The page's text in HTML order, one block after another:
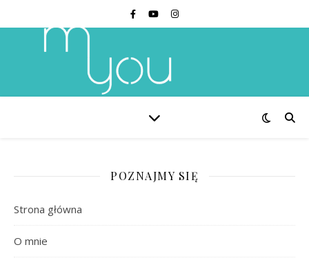
POZNAJMY SIĘ
Strona główna
O mnie